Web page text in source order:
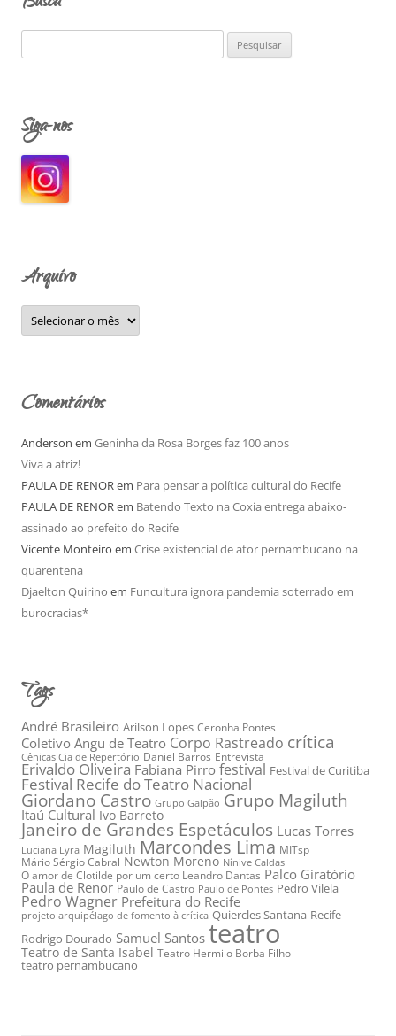
e
u
s
a
r
Siga-nos
Arquivo
A
q
Comentários
Anderson em Geninha da Rosa Borges faz 100 anos
Viva a atriz!
PAULA DE RENOR em Para pensar a política cultural do Recife
PAULA DE RENOR em Batendo Texto na Coxia entrega abaixo-
assinado ao prefeito do Recife
Vicente Monteiro em Crise existencial de ator pernambucano na
quarentena
Djaelton Quirino em Funcultura ignora pandemia soterrado em
burocracias*
Tags
André Brasileiro Arilson Lopes Ceronha Pontes
Coletivo Angu de Teatro Corpo Rastreado crítica
Cênicas Cia de Repertório Daniel Barros Entrevista
Erivaldo Oliveira Fabiana Pirro festival Festival de Curitiba
Festival Recife do Teatro Nacional
Giordano Castro Grupo Galpão Grupo Magiluth
Itaú Cultural Ivo Barreto
Janeiro de Grandes Espetáculos Lucas Torres
Luciana Lyra Magiluth Marcondes Lima MITsp
Mário Sérgio Cabral Newton Moreno Nínive Caldas
O amor de Clotilde por um certo Leandro Dantas Palco Giratório
Paula de Renor Paulo de Castro Paulo de Pontes Pedro Vilela
Pedro Wagner Prefeitura do Recife
projeto arquipélago de fomento à crítica Quiercles Santana Recife
Rodrigo Dourado Samuel Santos teatro
Teatro de Santa Isabel Teatro Hermilo Borba Filho
teatro pernambucano